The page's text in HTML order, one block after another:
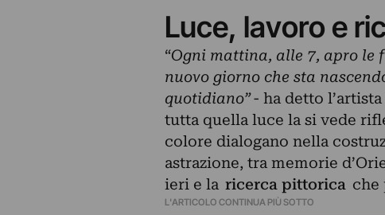
Luce, lavoro e
“Ogni mattina, alle 7, apro le
nuovo giorno che sta
quotidiano”- ha detto
tutta quella luce la si vede
colore dialogano nella
astrazione, tra memorie
ieri e la ricerca pittoricache
L'ARTICOLO CONTINUA PIÙ SOTTO